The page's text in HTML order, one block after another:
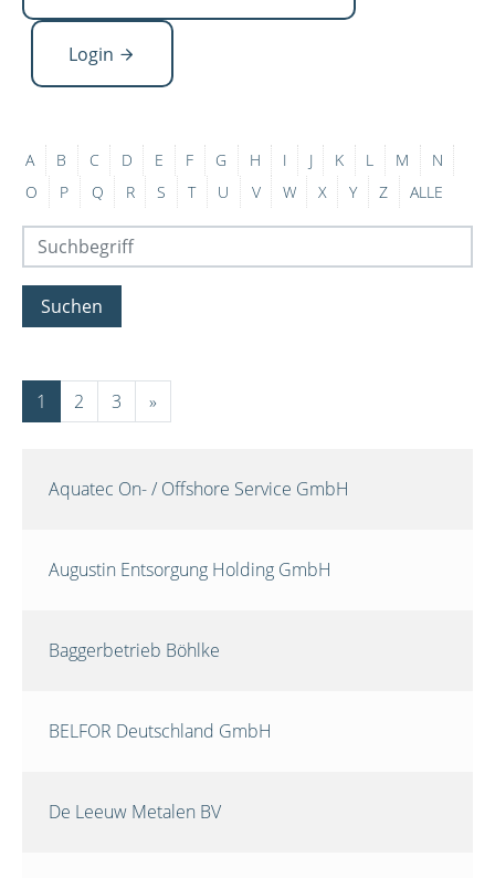
Login
A B C D E F G H I J K L M
N
O
P Q R S T U V W X Y Z ALLE
Suchen
1 2 3 »
Aquatec On- / Offshore Service GmbH
Augustin Entsorgung Holding GmbH
Baggerbetrieb Böhlke
BELFOR Deutschland GmbH
De Leeuw Metalen BV